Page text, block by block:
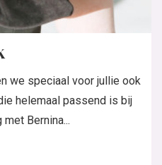
we speciaal voor jullie ook
helemaal passend is bij
Bernina...